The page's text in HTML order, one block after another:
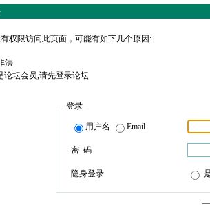
权限访问此页面，可能有如下几个原因:
法
论坛会员,请先登录论坛
登录
用户名 Email
密 码
隐身登录